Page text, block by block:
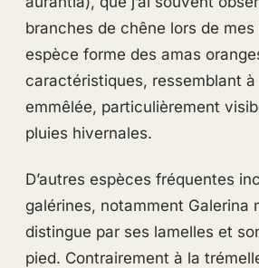
branches de chêne lors de
espèce forme des amas
caractéristiques, ressemblant à
emmêlée, particulièrement
pluies hivernales.
D’autres espèces fréquentes
galérines, notamment Galerina
distingue par ses lamelles et
pied. Contrairement à la